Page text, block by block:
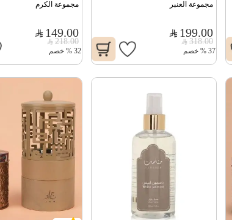
مجموعة العنبر
199.00
318.00
37
% خصم
مجموعة الكرم
149.00
218.00
32
% خصم